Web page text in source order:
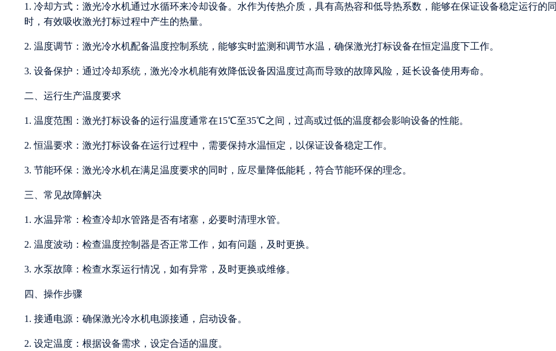
1. 冷却方式：激光冷水机通过水循环来冷却设备。水作为传热介质，具有高热容和低导热系数，能够在保证设备稳定运行的同
时，有效吸收激光打标过程中产生的热量。
2. 温度调节：激光冷水机配备温度控制系统，能够实时监测和调节水温，确保激光打标设备在恒定温度下工作。
3. 设备保护：通过冷却系统，激光冷水机能有效降低设备因温度过高而导致的故障风险，延长设备使用寿命。
二、运行生产温度要求
1. 温度范围：激光打标设备的运行温度通常在15℃至35℃之间，过高或过低的温度都会影响设备的性能。
2. 恒温要求：激光打标设备在运行过程中，需要保持水温恒定，以保证设备稳定工作。
3. 节能环保：激光冷水机在满足温度要求的同时，应尽量降低能耗，符合节能环保的理念。
三、常见故障解决
1. 水温异常：检查冷却水管路是否有堵塞，必要时清理水管。
2. 温度波动：检查温度控制器是否正常工作，如有问题，及时更换。
3. 水泵故障：检查水泵运行情况，如有异常，及时更换或维修。
四、操作步骤
1. 接通电源：确保激光冷水机电源接通，启动设备。
2. 设定温度：根据设备需求，设定合适的温度。